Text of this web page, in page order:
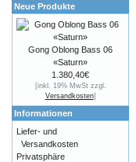
Neue Produkte
Gong Oblong Bass 06
«Saturn»
1.380,40€
[inkl. 19% MwSt zzgl.
Versandkosten]
Informationen
Liefer- und
Versandkosten
Privatsphäre